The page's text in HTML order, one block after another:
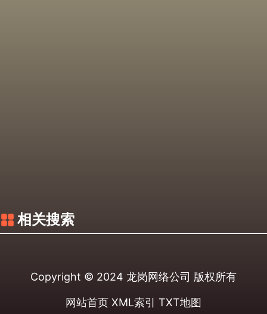
相关搜索
Copyright © 2024 龙岗网络公司 版权所有
网站首页 XML索引 TXT地图